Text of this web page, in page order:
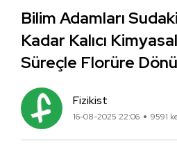
Bilim Adamları
Kadar Kalıcı
Süreçle Florüre
Fizikist
16-08-2025 22:06 9591